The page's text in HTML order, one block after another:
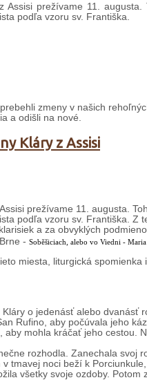
Assisi prežívame 11.
podľa vzoru sv. Františka.
zmeny v našich
a odišli na nové.
Kláry z Assisi
prežívame 11. augusta.
podľa vzoru sv. Františka.
a za obvyklých
- Soběšiciach, alebo vo Viedni -
miesta, liturgická
o jedenásť alebo
Rufino, aby počúvala jeho
aby mohla kráčať jeho cestou.
rozhodla. Zanechala
tmavej noci beží k
všetky svoje ozdoby.